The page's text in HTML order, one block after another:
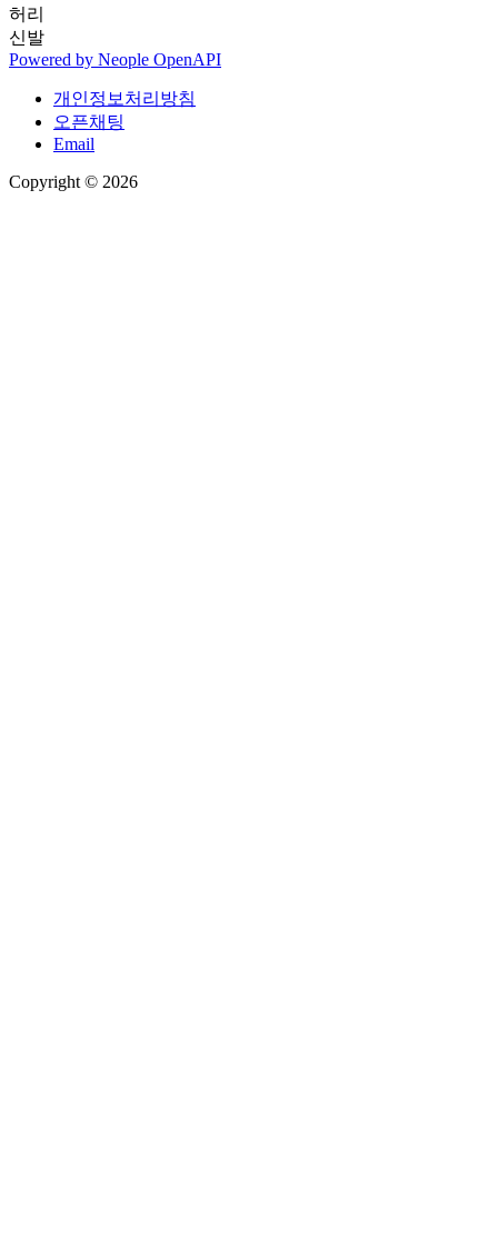
허리
신발
Powered by Neople OpenAPI
개인정보처리방침
오픈채팅
Email
Copyright © 2026